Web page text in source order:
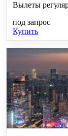
Вылеты
под запрос
Купить